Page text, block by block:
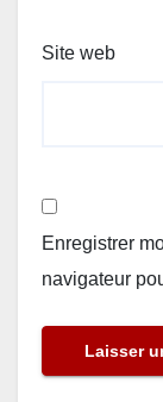
Site web
Enregistrer
navigateur